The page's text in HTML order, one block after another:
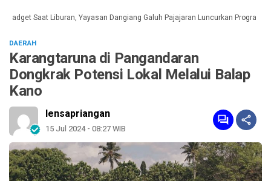
Saat Liburan, Yayasan Dangiang Galuh Pajajaran Luncurkan Program
DAERAH
Karangtaruna di Pangandaran
Dongkrak Potensi Lokal Melalui Balap
Kano
lensapriangan
15 Jul 2024 - 08:27 WIB